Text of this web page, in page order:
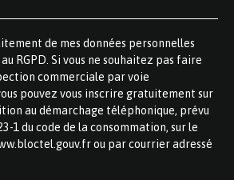
de mes données personnelles
RGPD. Si vous ne souhaitez pas faire
commerciale par voie
pouvez vous inscrire gratuitement sur
au démarchage téléphonique, prévu
1 du code de la consommation, sur le
ou par courrier adressé